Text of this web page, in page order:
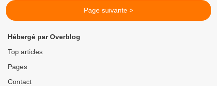
Page suivante >
Hébergé par Overblog
Top articles
Pages
Contact